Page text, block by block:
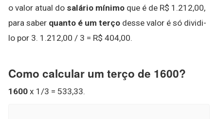
o valor atual do salário mínimo que é de R$ 1.212,00,
para saber quanto é um terço desse valor é só dividi-
lo por 3. 1.212,00 / 3 = R$ 404,00.
Como calcular um terço de 1600?
1600 x 1/3 = 533,33.